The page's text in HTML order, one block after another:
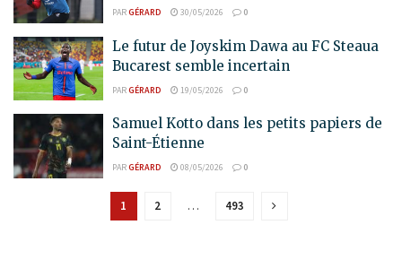
PARGÉRARD 30/05/2026 0
Le futur de Joyskim Dawa au FC Steaua
Bucarest semble incertain
PARGÉRARD 19/05/2026 0
Samuel Kotto dans les petits papiers de
Saint-Étienne
PARGÉRARD 08/05/2026 0
1 2 … 493